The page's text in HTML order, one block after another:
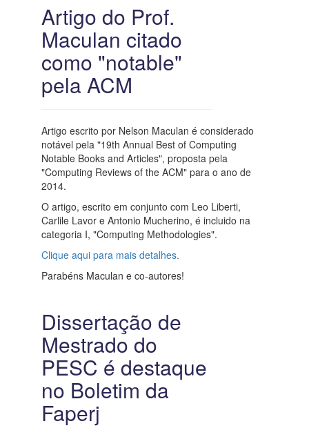
Artigo do Prof.
Maculan citado
como "notable"
pela ACM
Artigo escrito por Nelson Maculan é considerado
notável pela "19th Annual Best of Computing
Notable Books and Articles", proposta pela
"Computing Reviews of the ACM" para o ano de
2014.
O artigo, escrito em conjunto com Leo Liberti,
Carlile Lavor e Antonio Mucherino, é incluido na
categoria I, "Computing Methodologies".
Clique aqui para mais detalhes.
Parabéns Maculan e co-autores!
Dissertação de
Mestrado do
PESC é destaque
no Boletim da
Faperj